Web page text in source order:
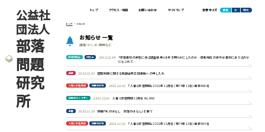
公益社
団法人
部落
問題
研究
所
トップ アクセス・地図 お問い合わせ サイトマップ 文字サイズ 標準 大 特大
トップ お知らせ
お知らせ 一覧
講座・イベント・声明など
教育研究会 研究会 2022.12.04
「部落差別の実態に係る調査結果」は何を明らかにしたのか―同和地区の表示は差別にあたるのか
にもふれて―
声明 2022.12.01 閲覧制限に関する和歌山県立図書館への申し入れ
人権と部落問題 定期刊行物 2022.12.01 『人権と部落問題』2022年12月号（第74巻12号）通巻966号
編集部のイチオシ 2022.12.01 人権と部落問題12月号 No.966
書籍 2022.11.20 映画「私のはなし 部落のはなし」を観て
人権と部落問題 定期刊行物 2022.11.01 『人権と部落問題』2022年11月号（第74巻11号）通巻965号